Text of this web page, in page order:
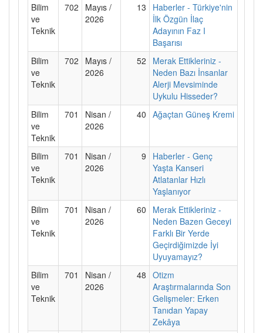
Bilim
ve
Teknik
702
Mayıs /
2026
13
Haberler - Türkiye'nin
İlk Özgün İlaç
Adayının Faz I
Başarısı
Bilim
ve
Teknik
702
Mayıs /
2026
52
Merak Ettikleriniz -
Neden Bazı İnsanlar
Alerji Mevsiminde
Uykulu Hisseder?
Bilim
ve
Teknik
701
Nisan /
2026
40 Ağaçtan Güneş Kremi
Bilim
ve
Teknik
701
Nisan /
2026
9
Haberler - Genç
Yaşta Kanseri
Atlatanlar Hızlı
Yaşlanıyor
Bilim
ve
Teknik
701
Nisan /
2026
60
Merak Ettikleriniz -
Neden Bazen Geceyi
Farklı Bir Yerde
Geçirdiğimizde İyi
Uyuyamayız?
Bilim
ve
Teknik
701
Nisan /
2026
48 Otizm
Araştırmalarında Son
Gelişmeler: Erken
Tanıdan Yapay
Zekâya